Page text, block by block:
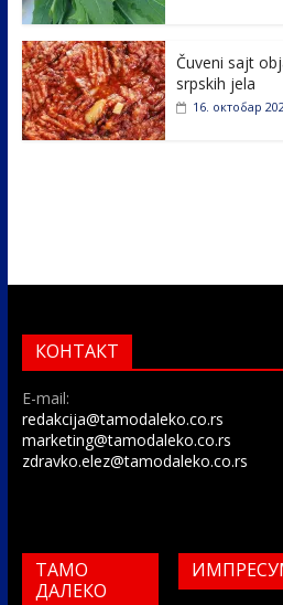
Čuveni sajt
srpskih jela
16. октобар
КОНТАКТ
E-mail:
redakcija@tamodaleko.co.rs
marketing@tamodaleko.co.rs
zdravko.elez@tamodaleko.co.rs
ТАМО
ДАЛЕКО